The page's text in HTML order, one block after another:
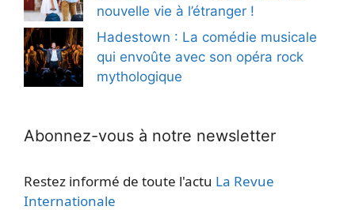
nouvelle vie à l’étranger !
Hadestown : La comédie musicale
qui envoûte avec son opéra rock
mythologique
Abonnez-vous à notre newsletter
Restez informé de toute l'actu La Revue
Internationale